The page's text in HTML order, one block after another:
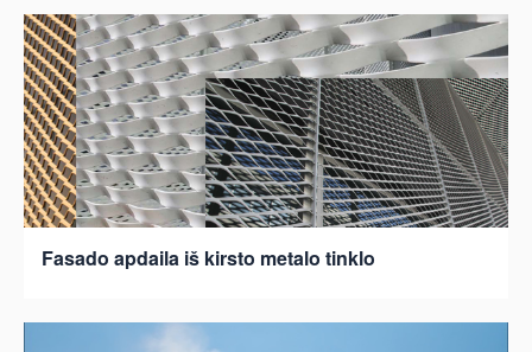
Fasado apdaila iš kirsto metalo tinklo